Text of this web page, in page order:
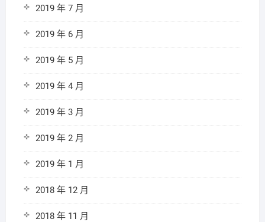
2019 年 7 月
2019 年 6 月
2019 年 5 月
2019 年 4 月
2019 年 3 月
2019 年 2 月
2019 年 1 月
2018 年 12 月
2018 年 11 月